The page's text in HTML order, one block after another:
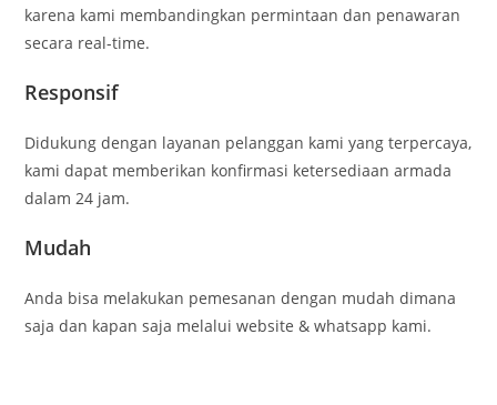
karena kami membandingkan permintaan dan penawaran
secara real-time.
Responsif
Didukung dengan layanan pelanggan kami yang terpercaya,
kami dapat memberikan konfirmasi ketersediaan armada
dalam 24 jam.
Mudah
Anda bisa melakukan pemesanan dengan mudah dimana
saja dan kapan saja melalui website & whatsapp kami.